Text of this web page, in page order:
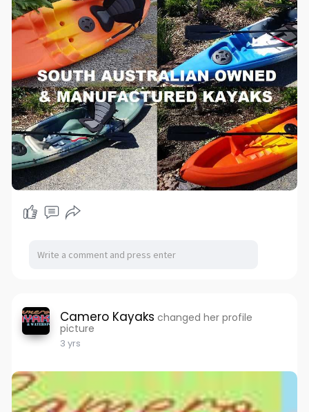
Camero Kayaks changed her profile
picture
3 yrs